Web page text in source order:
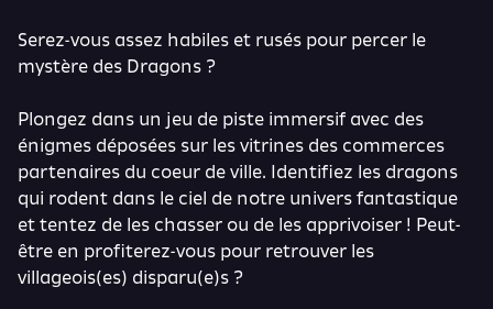
Serez-vous assez habiles et rusés pour percer le
mystère des Dragons ?
Plongez dans un jeu de piste immersif avec des
énigmes déposées sur les vitrines des commerces
partenaires du coeur de ville. Identifiez les dragons
qui rodent dans le ciel de notre univers fantastique
et tentez de les chasser ou de les apprivoiser ! Peut-
être en profiterez-vous pour retrouver les
villageois(es) disparu(e)s ?